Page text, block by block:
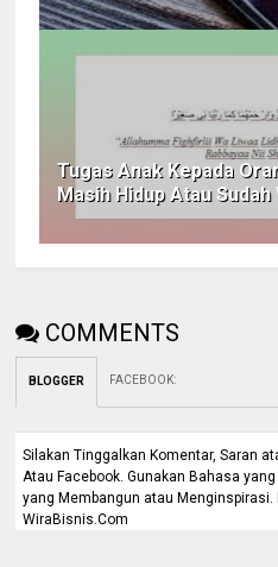
Tugas Anak Kepada
Masih Hidup Atau
COMMENTS
BLOGGER FACEBOOK:
Silakan Tinggalkan Komentar, Saran
Atau Facebook. Gunakan Bahasa
yang Membangun atau Menginspirasi.
WiraBisnis.Com